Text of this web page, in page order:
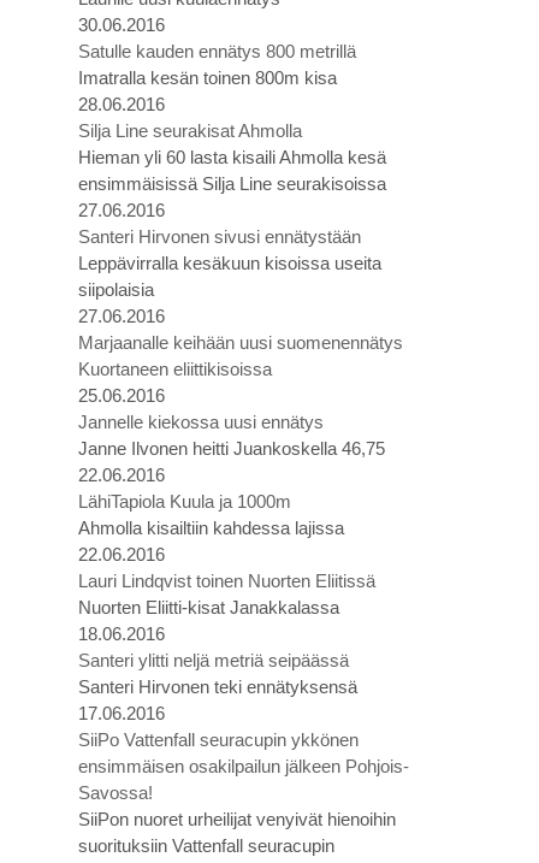
30.06.2016
Satulle kauden ennätys 800 metrillä
Imatralla kesän toinen 800m kisa
28.06.2016
Silja Line seurakisat Ahmolla
Hieman yli 60 lasta kisaili Ahmolla kesä
ensimmäisissä Silja Line seurakisoissa
27.06.2016
Santeri Hirvonen sivusi ennätystään
Leppävirralla kesäkuun kisoissa useita
siipolaisia
27.06.2016
Marjaanalle keihään uusi suomenennätys
Kuortaneen eliittikisoissa
25.06.2016
Jannelle kiekossa uusi ennätys
Janne Ilvonen heitti Juankoskella 46,75
22.06.2016
LähiTapiola Kuula ja 1000m
Ahmolla kisailtiin kahdessa lajissa
22.06.2016
Lauri Lindqvist toinen Nuorten Eliitissä
Nuorten Eliitti-kisat Janakkalassa
18.06.2016
Santeri ylitti neljä metriä seipäässä
Santeri Hirvonen teki ennätyksensä
17.06.2016
SiiPo Vattenfall seuracupin ykkönen
ensimmäisen osakilpailun jälkeen Pohjois-
Savossa!
SiiPon nuoret urheilijat venyivät hienoihin
suorituksiin Vattenfall seuracupin